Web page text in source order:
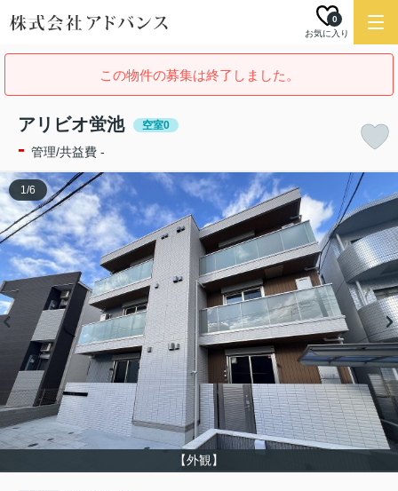
お気に入り
0
この物件の募集は終了しました。
アリビオ蛍池 空室0
- 管理/共益費 -
【外観】
1/6